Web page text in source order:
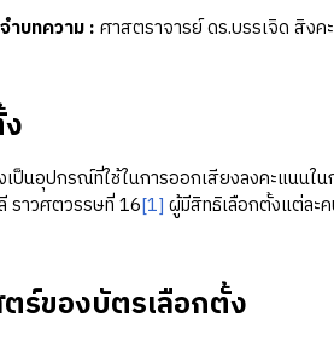
บทความ : ศาสตราจารย์ ดร.บรรเจิด สิงค
ปกรณ์ที่ใช้ในการออกเสียงลงคะแนนในก
ราวศตวรรษที่ 16[1] ผู้มีสิทธิเลือกตั้งแต่ละ
ร์ของบัตรเลือกตั้ง